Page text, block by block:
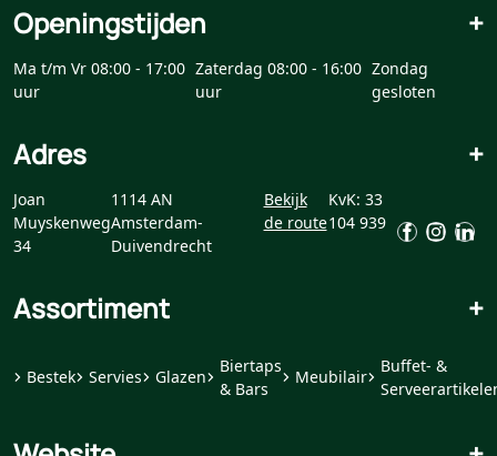
Openingstijden +
Ma t/m Vr 08:00 - 17:00
uur
Zaterdag 08:00 - 16:00
uur
Zondag
gesloten
Adres +
Joan
Muyskenweg
34
1114 AN
Amsterdam-
Duivendrecht
Bekijk
de route
KvK: 33
104 939
Assortiment +
Bestek Servies Glazen
Biertaps
& Bars
Meubilair
Buffet- &